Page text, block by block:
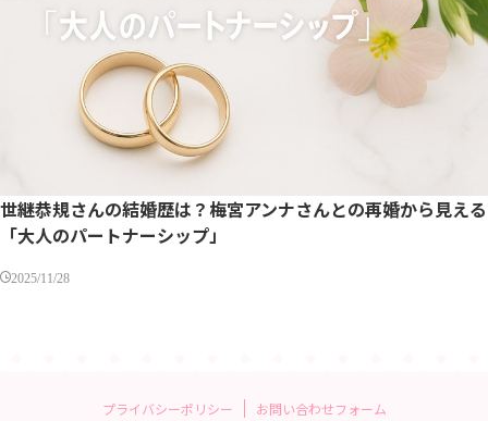
世継恭規さんの結婚歴は？梅宮アンナさんとの再婚から見える
「大人のパートナーシップ」
2025/11/28
プライバシーポリシー お問い合わせフォーム